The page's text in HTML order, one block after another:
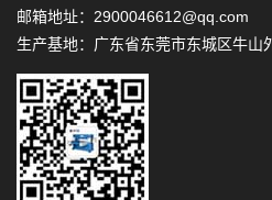
邮箱地址：2900046612@qq.com
生产基地：广东省东莞市东城区牛山